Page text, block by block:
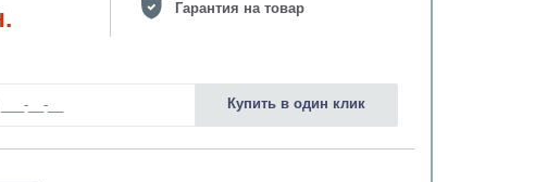
Гарантия на товар
Купить в один клик